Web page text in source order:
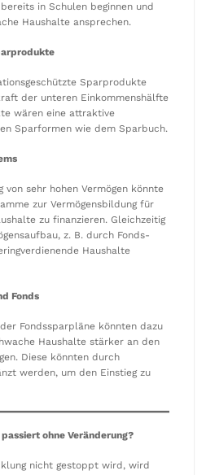
in Schulen beginnen und
Haushalte ansprechen.
Sparprodukte
der unteren Einkommenshälfte
wären eine attraktive
Sparformen wie dem Sparbuch.
von sehr hohen Vermögen könnte
zur Vermögensbildung für
zu finanzieren. Gleichzeitig
z. B. durch Fonds-
Haushalte
Fonds
Fondssparpläne könnten dazu
Haushalte stärker an den
Diese könnten durch
werden, um den Einstieg zu
ohne Veränderung?
nicht gestoppt wird, wird